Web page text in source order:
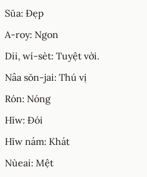
Sŭa: Đẹp
A-roy: Ngon
Dii, wí-sèt: Tuyệt vời.
Nâa sŏn-jai: Thú vị
Rón: Nóng
Hĭw: Đói
Hĭw nám: Khát
Nùeai: Mệt